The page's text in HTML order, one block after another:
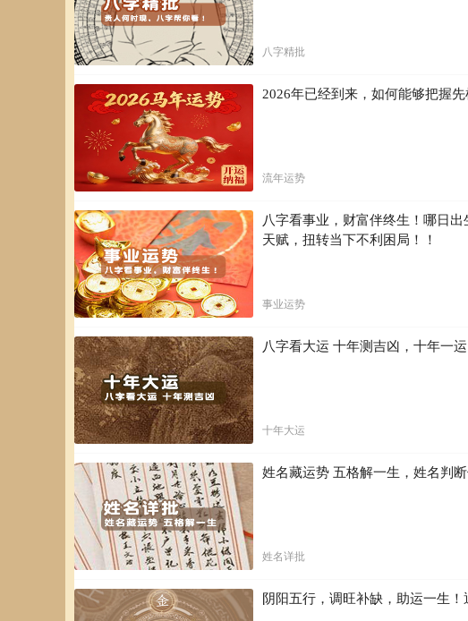
八字精批
2026年已经到来，如何能够把握
流年运势
八字看事业，财富伴终生！哪日
天赋，扭转当下不利困局！！
事业运势
八字看大运 十年测吉凶，十年一
十年大运
姓名藏运势 五格解一生，姓名判
姓名详批
阴阳五行，调旺补缺，助运一生